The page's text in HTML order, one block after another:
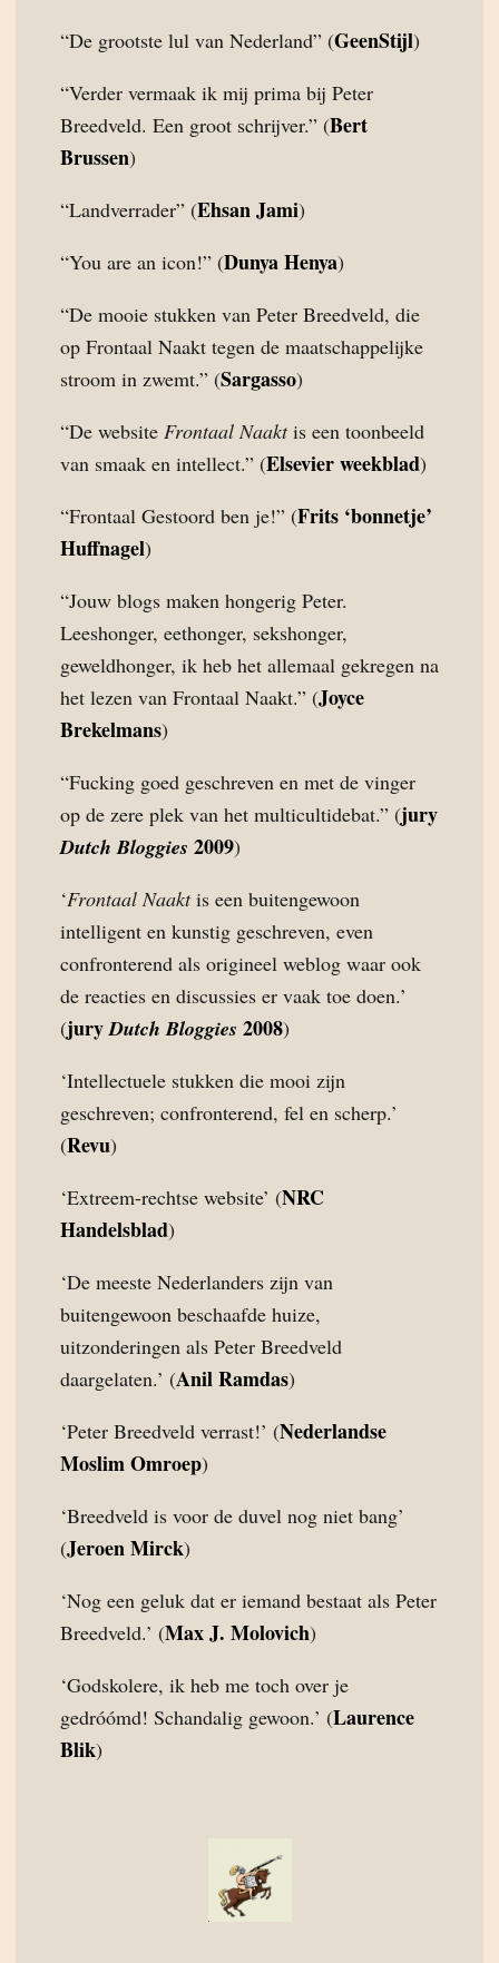
“De grootste lul van Nederland” (GeenStijl)
“Verder vermaak ik mij prima bij Peter
Breedveld. Een groot schrijver.” (Bert
Brussen)
“Landverrader” (Ehsan Jami)
“You are an icon!” (Dunya Henya)
“De mooie stukken van Peter Breedveld, die
op Frontaal Naakt tegen de maatschappelijke
stroom in zwemt.” (Sargasso)
“De website Frontaal Naaktis een toonbeeld
van smaak en intellect.” (Elsevier weekblad)
“Frontaal Gestoord ben je!” (Frits ‘bonnetje’
Huffnagel)
“Jouw blogs maken hongerig Peter.
Leeshonger, eethonger, sekshonger,
geweldhonger, ik heb het allemaal gekregen na
het lezen van Frontaal Naakt.” (Joyce
Brekelmans)
“Fucking goed geschreven en met de vinger
op de zere plek van het multicultidebat.” (jury
Dutch Bloggies 2009)
‘Frontaal Naaktis een buitengewoon
intelligent en kunstig geschreven, even
confronterend als origineel weblog waar ook
de reacties en discussies er vaak toe doen.’
(juryDutch Bloggies 2008)
‘Intellectuele stukken die mooi zijn
geschreven; confronterend, fel en scherp.’
(Revu)
‘Extreem-rechtse website’ (NRC
Handelsblad)
‘De meeste Nederlanders zijn van
buitengewoon beschaafde huize,
uitzonderingen als Peter Breedveld
daargelaten.’ (Anil Ramdas)
‘Peter Breedveld verrast!’ (Nederlandse
Moslim Omroep)
‘Breedveld is voor de duvel nog niet bang’
(Jeroen Mirck)
‘Nog een geluk dat er iemand bestaat als Peter
Breedveld.’ (Max J. Molovich)
‘Godskolere, ik heb me toch over je
gedróómd! Schandalig gewoon.’ (Laurence
Blik)